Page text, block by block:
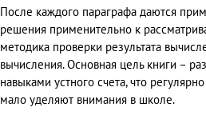
После каждого параграфа даются
решения применительно к
методика проверки результата
вычисления. Основная цель книги –
навыками устного счета, что
мало уделяют внимания в школе.